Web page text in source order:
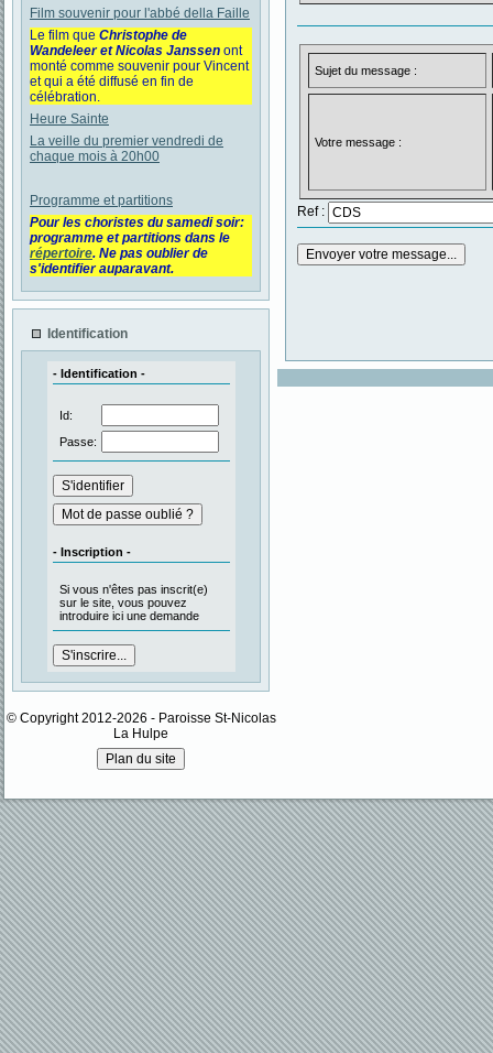
Film souvenir pour l'abbé della Faille
Le film que Christophe de
Wandeleer et Nicolas Janssen ont
monté comme souvenir pour Vincent
et qui a été diffusé en fin de
célébration.
Heure Sainte
La veille du premier vendredi de
chaque mois à 20h00
Programme et partitions
Pour les choristes du samedi soir:
programme et partitions dans le
répertoire. Ne pas oublier de
s'identifier auparavant.
Identification
- Identification -
Id:
Passe:
- Inscription -
Si vous n'êtes pas inscrit(e)
sur le site, vous pouvez
introduire ici une demande
Sujet du message :
Votre message :
Ref :
© Copyright 2012-2026 - Paroisse St-Nicolas
La Hulpe